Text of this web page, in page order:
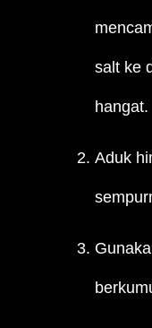
salt ke
hangat.
Aduk